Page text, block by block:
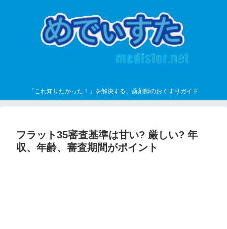
「これ知りたかった！」を解決する、薬剤師のおくすりガイド
フラット35審査基準は甘い? 厳しい? 年
収、年齢、審査期間がポイント